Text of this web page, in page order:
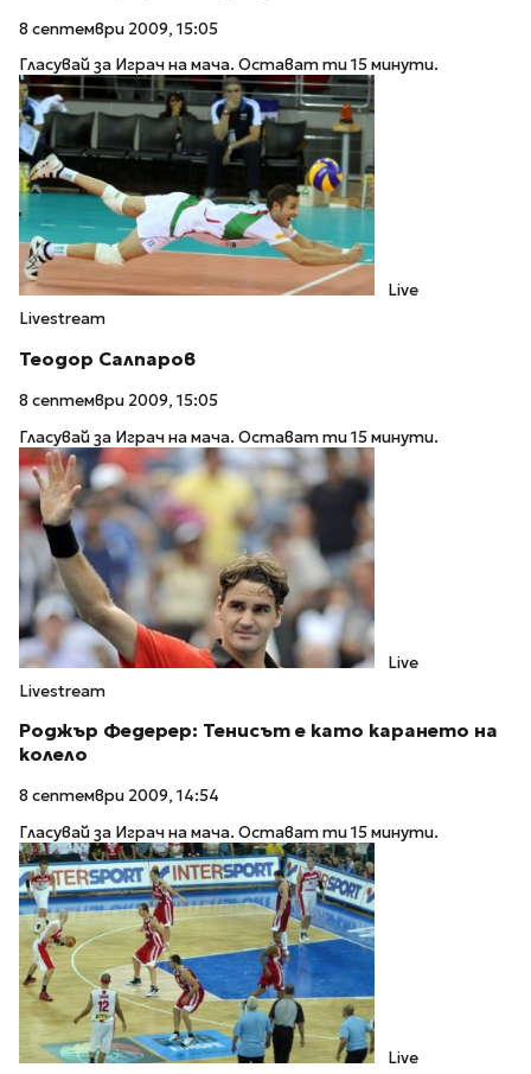
8 септември 2009, 15:05
Гласувай за Играч на мача. Остават ти 15 минути.
Live
Livestream
Теодор Салпаров
8 септември 2009, 15:05
Гласувай за Играч на мача. Остават ти 15 минути.
Live
Livestream
Роджър Федерер: Тенисът е като карането на
колело
8 септември 2009, 14:54
Гласувай за Играч на мача. Остават ти 15 минути.
Live